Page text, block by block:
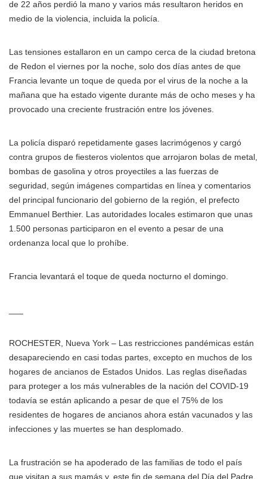
de 22 años perdió la mano y varios más resultaron heridos en
medio de la violencia, incluida la policía.
Las tensiones estallaron en un campo cerca de la ciudad bretona
de Redon el viernes por la noche, solo dos días antes de que
Francia levante un toque de queda por el virus de la noche a la
mañana que ha estado vigente durante más de ocho meses y ha
provocado una creciente frustración entre los jóvenes.
La policía disparó repetidamente gases lacrimógenos y cargó
contra grupos de fiesteros violentos que arrojaron bolas de metal,
bombas de gasolina y otros proyectiles a las fuerzas de
seguridad, según imágenes compartidas en línea y comentarios
del principal funcionario del gobierno de la región, el prefecto
Emmanuel Berthier. Las autoridades locales estimaron que unas
1.500 personas participaron en el evento a pesar de una
ordenanza local que lo prohíbe.
Francia levantará el toque de queda nocturno el domingo.
ROCHESTER, Nueva York – Las restricciones pandémicas están
desapareciendo en casi todas partes, excepto en muchos de los
hogares de ancianos de Estados Unidos. Las reglas diseñadas
para proteger a los más vulnerables de la nación del COVID-19
todavía se están aplicando a pesar de que el 75% de los
residentes de hogares de ancianos ahora están vacunados y las
infecciones y las muertes se han desplomado.
La frustración se ha apoderado de las familias de todo el país
que visitan a sus mamás y, este fin de semana del Día del Padre,